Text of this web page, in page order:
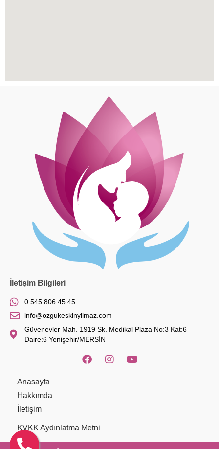
İletişim Bilgileri
0 545 806 45 45
info@ozgukeskinyilmaz.com
Güvenevler Mah. 1919 Sk. Medikal Plaza No:3 Kat:6
Daire:6 Yenişehir/MERSİN
Anasayfa
Hakkımda
İletişim
KVKK Aydınlatma Metni